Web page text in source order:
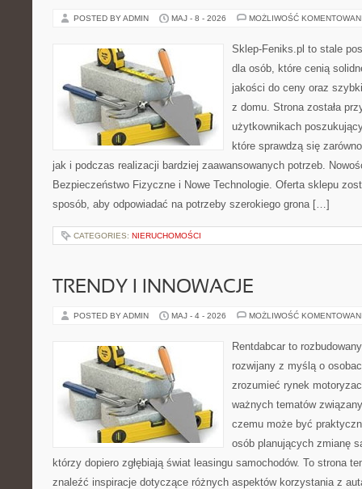
POSTED BY ADMIN MAJ - 8 - 2026 MOŻLIWOŚĆ
Sklep-Feniks.pl to stale
dla osób, które cenią
jakości do ceny oraz
z domu. Strona została
użytkownikach
które sprawdzą się
jak i podczas realizacji bardziej zaawansowanych potrzeb.
Bezpieczeństwo Fizyczne i Nowe Technologie. Oferta sklepu
sposób, aby odpowiadać na potrzeby szerokiego grona […]
CATEGORIES: NIERUCHOMOŚCI
TRENDY I INNOWACJE
POSTED BY ADMIN MAJ - 4 - 2026 MOŻLIWOŚĆ
Rentdabcar to
rozwijany z myślą o
zrozumieć rynek
ważnych tematów
czemu może być
osób planujących zmianę
którzy dopiero zgłębiają świat leasingu samochodów. To strona
znaleźć inspiracje dotyczące różnych aspektów korzystania z